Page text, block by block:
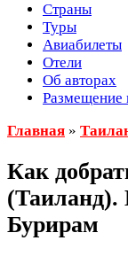
Страны
Туры
Авиабилеты
Отели
Об авторах
Главная »
Как
(Таиланд).
Бурирам